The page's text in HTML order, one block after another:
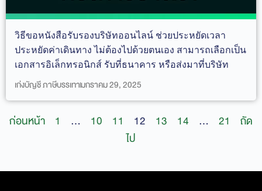
วิธีขอหนังสือรับรองบริษัทออนไลน์ ช่วยประหยัดเวลา
ประหยัดค่าเดินทาง ไม่ต้องไปด้วยตนเอง สามารถเลือกเป็น
เอกสารอิเล็กทรอนิกส์ รับที่ธนาคาร หรือส่งมาที่บริษัท
เก่งบัญชี ภาษีบรรเทามกราคม 29, 2025
ก่อนหน้า 1 … 10 11 12 13 14 … 21
ถัด
ไป